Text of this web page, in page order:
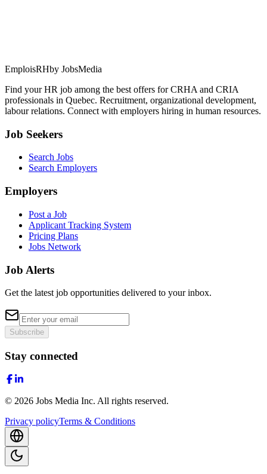
EmploisRHby JobsMedia
Find your HR job among the best offers for CRHA and CRIA
professionals in Quebec. Recruitment, organizational development,
labour relations. Connect with employers hiring in human resources.
Job Seekers
Search Jobs
Search Employers
Employers
Post a Job
Applicant Tracking System
Pricing Plans
Jobs Network
Job Alerts
Get the latest job opportunities delivered to your inbox.
Subscribe
Stay connected
© 2026 Jobs Media Inc. All rights reserved.
Privacy policyTerms & Conditions